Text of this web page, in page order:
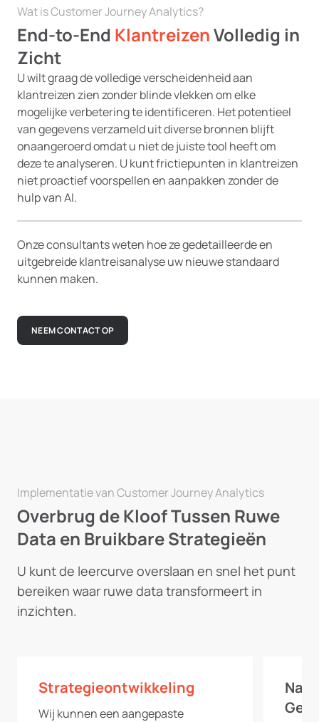
Wat is Customer Journey Analytics?
End-to-End KlantreizenVolledig in
Zicht
U wilt graag de volledige verscheidenheid aan
klantreizen zien zonder blinde vlekken om elke
mogelijke verbetering te identificeren. Het potentieel
van gegevens verzameld uit diverse bronnen blijft
onaangeroerd omdat u niet de juiste tool heeft om
deze te analyseren. U kunt frictiepunten in klantreizen
niet proactief voorspellen en aanpakken zonder de
hulp van AI.
Onze consultants weten hoe ze gedetailleerde en
uitgebreide klantreisanalyse uw nieuwe standaard
kunnen maken.
NEEM CONTACT OP
Implementatie van Customer Journey Analytics
Overbrug de Kloof Tussen Ruwe
Data en Bruikbare Strategieën
U kunt de leercurve overslaan en snel het punt
bereiken waar ruwe data transformeert in
inzichten.
Strategieontwikkeling
Wij kunnen een aangepaste